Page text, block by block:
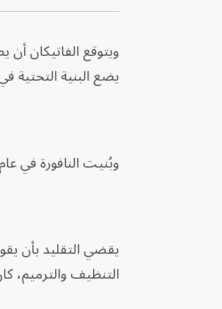
يضع البنية
وبُنيت النافورة في عام 1762، وهي تحفة فنية من أواخر العصر الباروكي.
يقضي التقليد بأن
التنظيف والترميم،